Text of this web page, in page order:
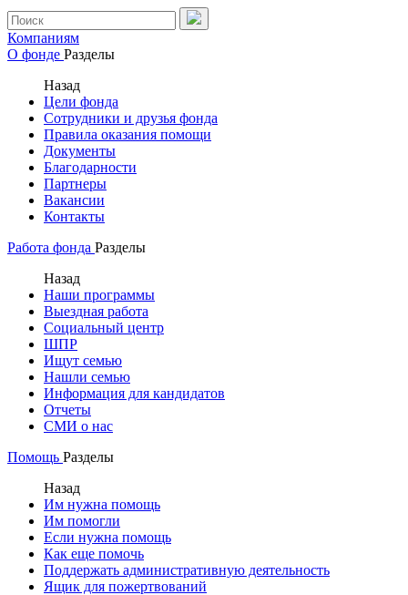
Компаниям
О фонде Разделы
Назад
Цели фонда
Сотрудники и друзья фонда
Правила оказания помощи
Документы
Благодарности
Партнеры
Вакансии
Контакты
Работа фонда Разделы
Назад
Наши программы
Выездная работа
Социальный центр
ШПР
Ищут семью
Нашли семью
Информация для кандидатов
Отчеты
СМИ о нас
Помощь Разделы
Назад
Им нужна помощь
Им помогли
Если нужна помощь
Как еще помочь
Поддержать административную деятельность
Ящик для пожертвований